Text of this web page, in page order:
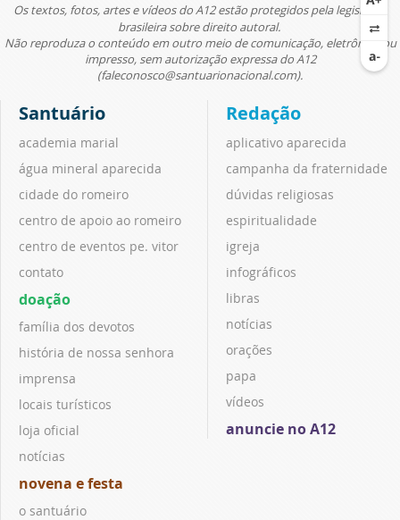
Os textos, fotos, artes e vídeos do A12 estão protegidos pela legislação
brasileira sobre direito autoral.
Não reproduza o conteúdo em outro meio de comunicação, eletrônico ou
impresso, sem autorização expressa do A12
(faleconosco@santuarionacional.com).
Santuário
academia marial
água mineral aparecida
cidade do romeiro
centro de apoio ao romeiro
centro de eventos pe. vitor
contato
doação
família dos devotos
história de nossa senhora
imprensa
locais turísticos
loja oficial
notícias
novena e festa
o santuário
Redação
aplicativo aparecida
campanha da fraternidade
dúvidas religiosas
espiritualidade
igreja
infográficos
libras
notícias
orações
papa
vídeos
anuncie no A12